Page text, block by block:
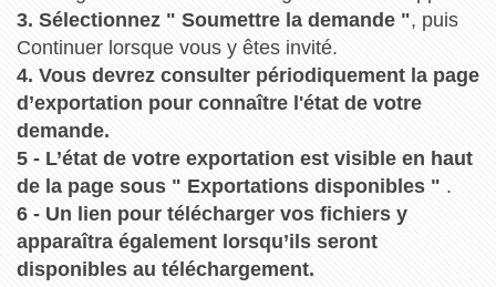
3. Sélectionnez " Soumettre la demande ", puis
Continuer lorsque vous y êtes invité.
4. Vous devrez consulter périodiquement la page
d’exportation pour connaître l'état de votre
demande.
5 - L’état de votre exportation est visible en haut
de la page sous " Exportations disponibles " .
6 - Un lien pour télécharger vos fichiers y
apparaîtra également lorsqu’ils seront
disponibles au téléchargement.